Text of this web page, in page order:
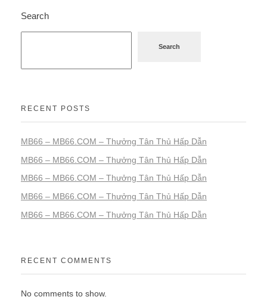
Search
Search
RECENT POSTS
MB66 – MB66.COM – Thưởng Tân Thủ Hấp Dẫn
MB66 – MB66.COM – Thưởng Tân Thủ Hấp Dẫn
MB66 – MB66.COM – Thưởng Tân Thủ Hấp Dẫn
MB66 – MB66.COM – Thưởng Tân Thủ Hấp Dẫn
MB66 – MB66.COM – Thưởng Tân Thủ Hấp Dẫn
RECENT COMMENTS
No comments to show.